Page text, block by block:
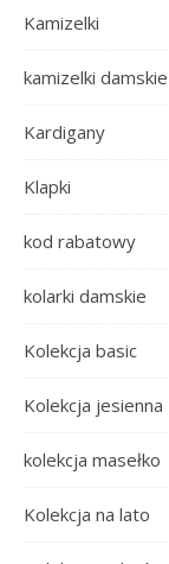
Kamizelki
kamizelki damskie
Kardigany
Klapki
kod rabatowy
kolarki damskie
Kolekcja basic
Kolekcja jesienna
kolekcja masełko
Kolekcja na lato